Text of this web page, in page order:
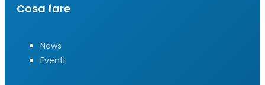
Cosa fare
News
Eventi